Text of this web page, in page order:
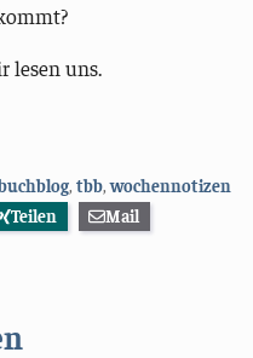
lesen uns.
,tbb,wochennotizen
Teilen
Mail